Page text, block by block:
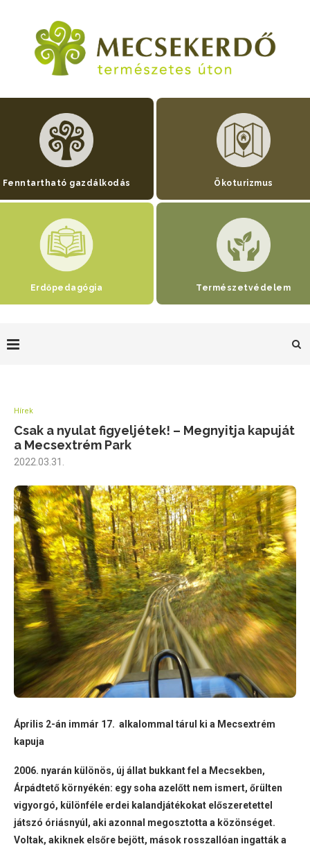
Fenntartható gazdálkodás Ökoturizmus
Erdőpedagógia Természetvédelem
Hírek
Csak a nyulat figyeljétek! – Megnyitja kapuját
a Mecsextrém Park
2022.03.31.
Április 2-án immár 17. alkalommal tárul ki a Mecsextrém
kapuja
2006. nyarán különös, új állat bukkant fel a Mecsekben,
Árpádtető környékén: egy soha azelőtt nem ismert, őrülten
vigyorgó, különféle erdei kalandjátékokat előszeretettel
játszó óriásnyúl, aki azonnal megosztotta a közönséget.
Voltak, akiknek elsőre bejött, mások rosszallóan ingatták a